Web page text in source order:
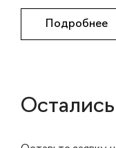
Подробнее